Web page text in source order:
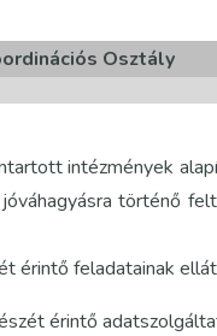
Osztály
intézmények
történő
érintő feladatainak
érintő